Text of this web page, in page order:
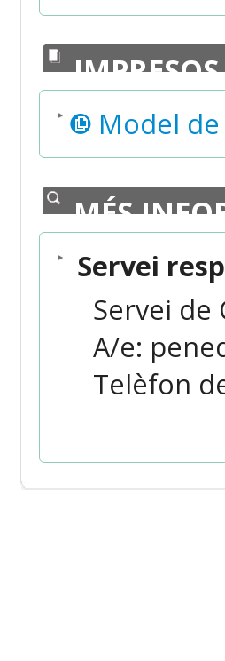
IMPRESOS
Model
MÉS
Servei
Servei de
A/e:
Telèfon